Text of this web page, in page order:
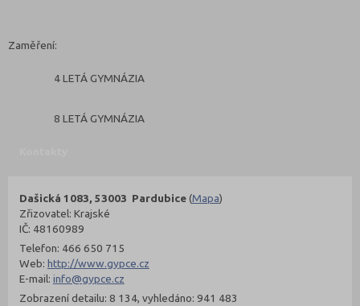
Zaměření:
4 LETÁ GYMNÁZIA
8 LETÁ GYMNÁZIA
Dašická 1083, 53003 Pardubice(Mapa)
Zřizovatel: Krajské
IČ: 48160989
Telefon: 466 650 715
Web: http://www.gypce.cz
E-mail: info@gypce.cz
Zobrazení detailu: 8 134, vyhledáno: 941 483